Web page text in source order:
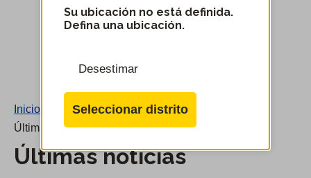
servicio
Cal
Water
Su ubicación no está definida.
Defina una ubicación.
Desestimar
Seleccionar distrito
Inicio
Últimas noticias
Últimas noticias